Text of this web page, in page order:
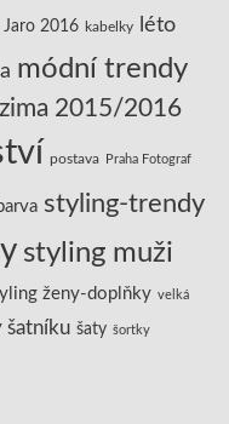
Jaro 2016 kabelky léto
módní trendy
2015/2016
postava Praha Fotograf
styling-trendy
styling muži
ženy-doplňky velká
šatníku šaty šortky